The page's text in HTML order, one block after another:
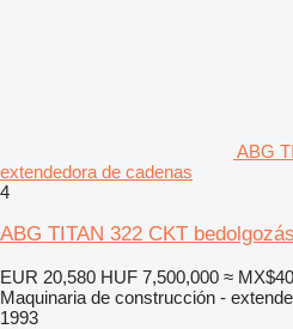
ABG
extendedora de cadenas
4
ABG TITAN 322 CKT
EUR 20,580 HUF 7,500,000 ≈
Maquinaria de construcción -
1993